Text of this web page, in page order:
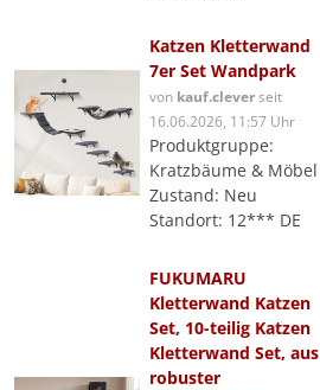
Katzen Kletterwand
7er Set Wandpark
von kauf.cleverseit
16.06.2026, 11:57 Uhr
Produktgruppe:
Kratzbäume & Möbel
Zustand: Neu
Standort: 12*** DE
FUKUMARU
Kletterwand Katzen
Set, 10-teilig Katzen
Kletterwand Set, aus
robuster